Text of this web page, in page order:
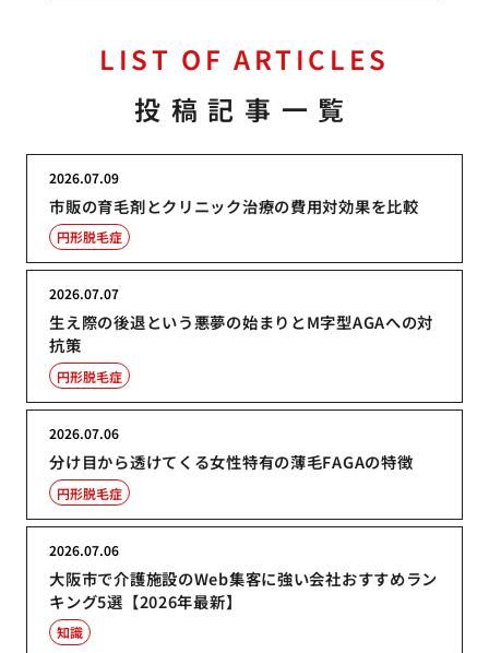
LIST OF ARTICLES
投稿記事一覧
市販の育毛剤とクリニック治療の費用対効果を比較
2026.07.09
円形脱毛症
生え際の後退という悪夢の始まりとM字型AGAへの対
抗策
2026.07.07
円形脱毛症
分け目から透けてくる女性特有の薄毛FAGAの特徴
2026.07.06
円形脱毛症
大阪市で介護施設のWeb集客に強い会社おすすめラン
キング5選【2026年最新】
2026.07.06
知識